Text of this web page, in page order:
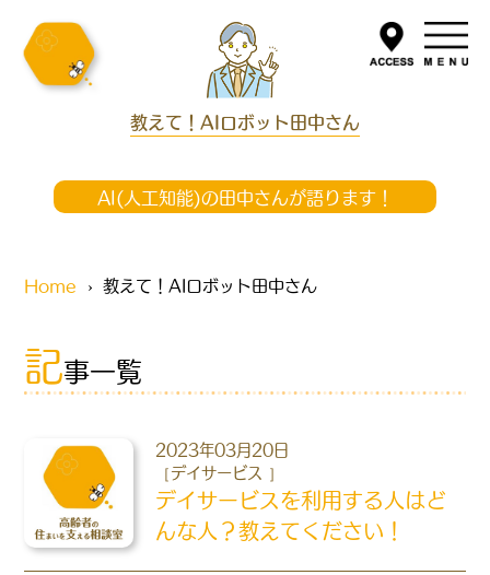
教えて！AIロボット田中さん
AI(人工知能)の田中さんが語ります！
Home 教えて！AIロボット田中さん
記事一覧
2023年03月20日
デイサービス
デイサービスを利用する人はど
んな人？教えてください！